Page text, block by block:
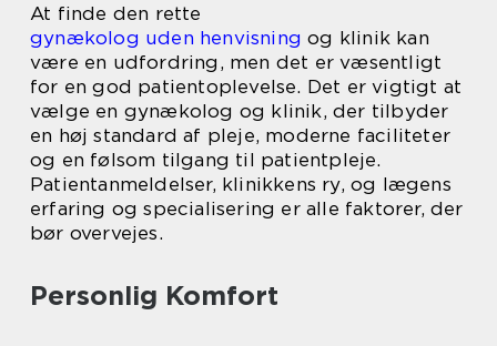
At finde den rette
gynækolog uden henvisning og klinik kan
være en udfordring, men det er væsentligt
for en god patientoplevelse. Det er vigtigt at
vælge en gynækolog og klinik, der tilbyder
en høj standard af pleje, moderne faciliteter
og en følsom tilgang til patientpleje.
Patientanmeldelser, klinikkens ry, og lægens
erfaring og specialisering er alle faktorer, der
bør overvejes.
Personlig Komfort